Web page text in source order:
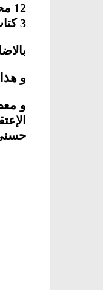
12 محافظا جهويا للاملاك المخزنية.
3 كتاب عامون في وزارة السكنى و المياه و النقل…
بالاضافة
و
و
حسني